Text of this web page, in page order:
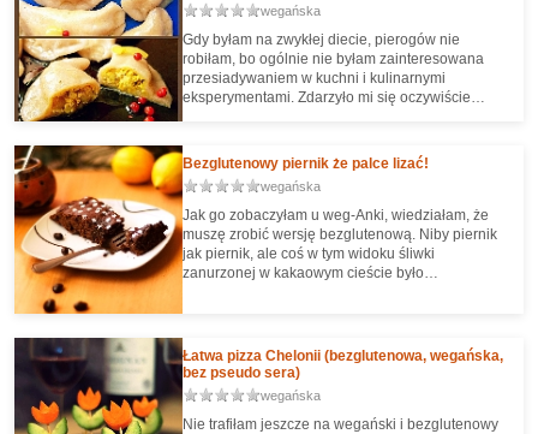
wegańska
Gdy byłam na zwykłej diecie, pierogów nie
robiłam, bo ogólnie nie byłam zainteresowana
przesiadywaniem w kuchni i kulinarnymi
eksperymentami. Zdarzyło mi się oczywiście
bardzo się zdziwiłam, że pierogi bezglutenowe
wyszły mi za pierwszym razem i to bez jakiejś
walki i frustrujących momentów ;)
Bezglutenowy piernik że palce lizać!
wegańska
Jak go zobaczyłam u weg-Anki, wiedziałam, że
muszę zrobić wersję bezglutenową. Niby piernik
jak piernik, ale coś w tym widoku śliwki
zanurzonej w kakaowym cieście było
czekolada. Smakuje trochę jak bardzo udane
pierniczki z nadzieniem (dawno temu jadłam takie
glutenowe toruńskie, z nadzieniem i w polewie, i
mi się po tym cieście przypomniały).
Łatwa pizza Chelonii (bezglutenowa, wegańska,
bez pseudo sera)
wegańska
Nie trafiłam jeszcze na wegański i bezglutenowy